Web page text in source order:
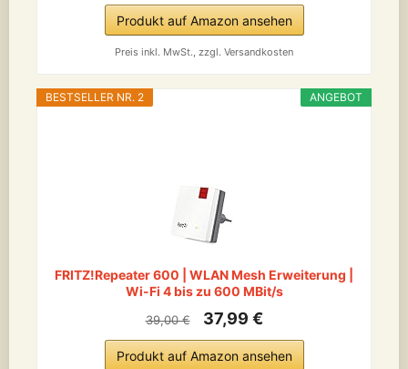
Produkt auf Amazon ansehen
Preis inkl. MwSt., zzgl. Versandkosten
ANGEBOT
BESTSELLER NR. 2
FRITZ!Repeater 600 | WLAN Mesh Erweiterung |
Wi-Fi 4 bis zu 600 MBit/s
39,00 € 37,99 €
Produkt auf Amazon ansehen